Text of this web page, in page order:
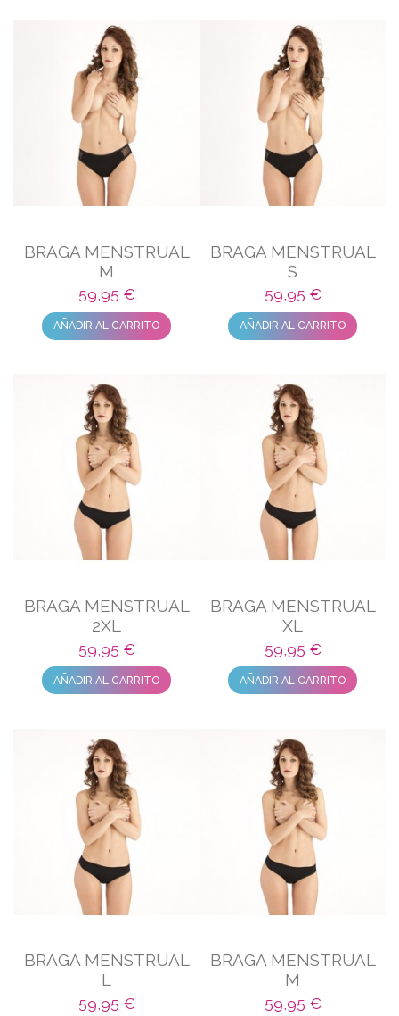
BRAGA MENSTRUAL
M
59,95 €
AÑADIR AL CARRITO
BRAGA MENSTRUAL
S
59,95 €
AÑADIR AL CARRITO
BRAGA MENSTRUAL
2XL
59,95 €
AÑADIR AL CARRITO
BRAGA MENSTRUAL
XL
59,95 €
AÑADIR AL CARRITO
BRAGA MENSTRUAL
L
59,95 €
BRAGA MENSTRUAL
M
59,95 €